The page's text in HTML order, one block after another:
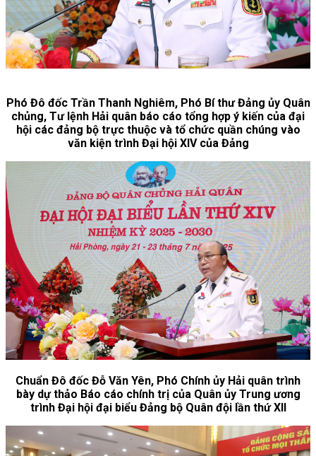
Phó Đô đốc Trần Thanh Nghiêm, Phó Bí thư Đảng ủy Quân
chủng, Tư lệnh Hải quân báo cáo tổng hợp ý kiến của đại
hội các đảng bộ trực thuộc và tổ chức quần chúng vào
văn kiện trình Đại hội XIV của Đảng
Chuẩn Đô đốc Đỗ Văn Yên, Phó Chính ủy Hải quân trình
bày dự thảo Báo cáo chính trị của Quân ủy Trung ương
trình Đại hội đại biểu Đảng bộ Quân đội lần thứ XII